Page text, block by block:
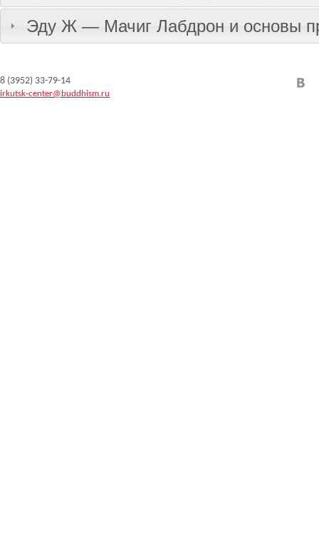
Эду Ж — Мачиг Лабдрон и основы
8 (3952) 33-79-14
irkutsk-center@buddhism.ru